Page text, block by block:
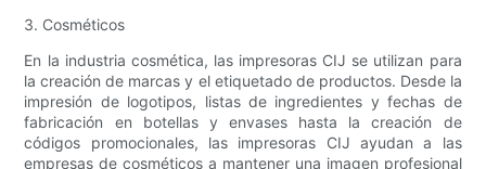
3. Cosméticos
En la industria cosmética, las impresoras CIJ se utilizan para
la creación de marcas y el etiquetado de productos. Desde la
impresión de logotipos, listas de ingredientes y fechas de
fabricación en botellas y envases hasta la creación de
códigos promocionales, las impresoras CIJ ayudan a las
empresas de cosméticos a mantener una imagen profesional